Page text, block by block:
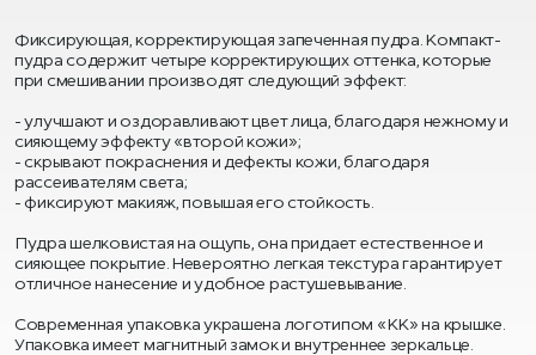
Фиксирующая, корректирующая запеченная пудра. Компакт-
пудра содержит четыре корректирующих оттенка, которые
при смешивании производят следующий эффект:
- улучшают и оздоравливают цвет лица, благодаря нежному и
сияющему эффекту «второй кожи»;
- скрывают покраснения и дефекты кожи, благодаря
рассеивателям света;
- фиксируют макияж, повышая его стойкость.
Пудра шелковистая на ощупь, она придает естественное и
сияющее покрытие. Невероятно легкая текстура гарантирует
отличное нанесение и удобное растушевывание.
Современная упаковка украшена логотипом «КК» на крышке.
Упаковка имеет магнитный замок и внутреннее зеркальце.